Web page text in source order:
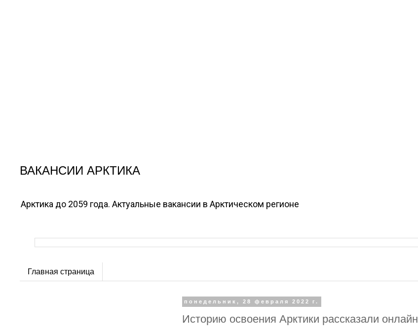
ВАКАНСИИ АРКТИКА
Арктика до 2059 года. Актуальные вакансии в Арктическом регионе
Главная страница
понедельник, 28 февраля 2022 г.
Историю освоения Арктики рассказали онлайн